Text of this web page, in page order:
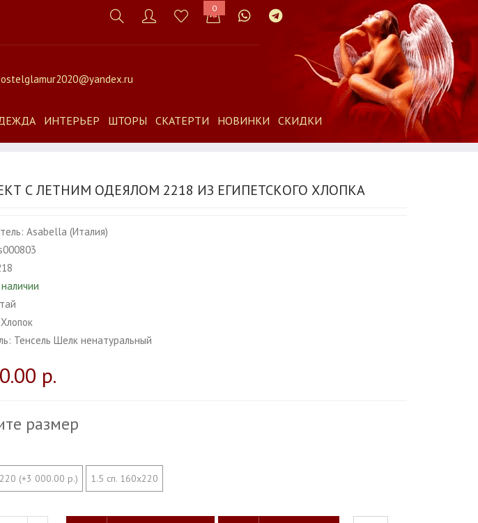
0
ИНТЕРЬЕР ШТОРЫ СКАТЕРТИ НОВИНКИ СКИДКИ
С ЛЕТНИМ ОДЕЯЛОМ 2218 ИЗ ЕГИПЕТСКОГО ХЛОПКА
Asabella (Италия)
Хлопок
Тенсель Шелк ненатуральный
р.
размер
(+3 000.00 р.) 1.5 сп. 160х220